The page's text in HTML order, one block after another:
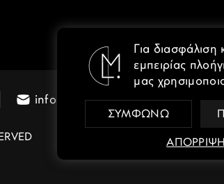
Για διασφάλιση
εμπειρίας
μας
ΣΥΜΦΩΝΩ
ΑΠΟΡΡΙΨΗ
info@lebenmat.gr